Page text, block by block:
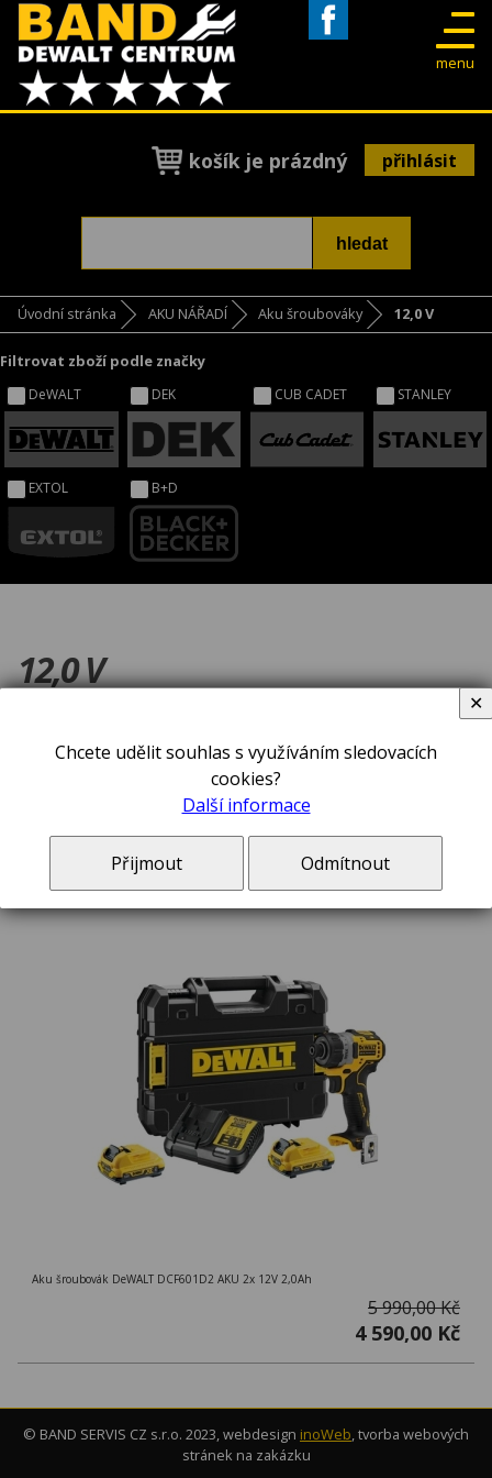
menu
košík je prázdný přihlásit
Úvodní stránka AKU NÁŘADÍ Aku šroubováky 12,0 V
Filtrovat zboží podle značky
DeWALT DEK CUB CADET STANLEY
EXTOL B+D
12,0 V
řadit podle: Obliby Ceny Názvu Novinek
Aku šroubovák DeWALT DCF601D2
Aku šroubovák DeWALT DCF601D2 AKU 2x 12V 2,0Ah
5 990,00 Kč
4 590,00 Kč
© BAND SERVIS CZ s.r.o. 2023, webdesign inoWeb, tvorba webových
stránek na zakázku
Chcete udělit souhlas s využíváním sledovacích
cookies?
Další informace
Přijmout Odmítnout
✕